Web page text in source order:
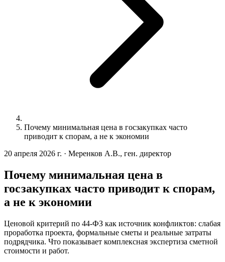
Почему минимальная цена в госзакупках часто
приводит к спорам, а не к экономии
20 апреля 2026 г. · Меренков А.В., ген. директор
Почему минимальная цена в
госзакупках часто приводит к спорам,
а не к экономии
Ценовой критерий по 44-ФЗ как источник конфликтов: слабая
проработка проекта, формальные сметы и реальные затраты
подрядчика. Что показывает комплексная экспертиза сметной
стоимости и работ.